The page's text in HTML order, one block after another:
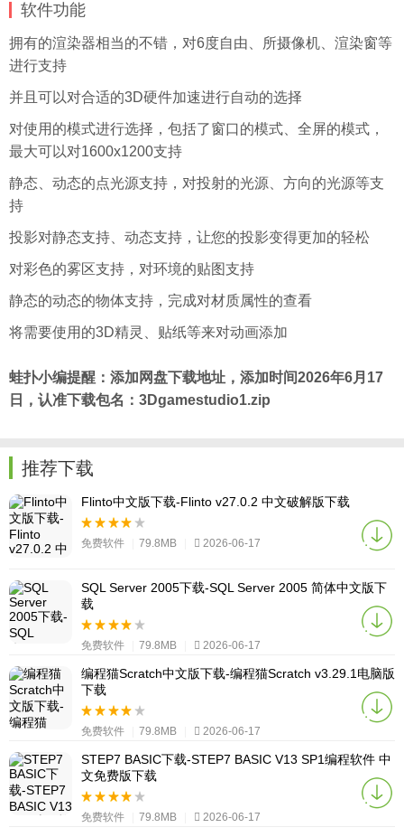
软件功能
拥有的渲染器相当的不错，对6度自由、所摄像机、渲染窗等
进行支持
并且可以对合适的3D硬件加速进行自动的选择
对使用的模式进行选择，包括了窗口的模式、全屏的模式，
最大可以对1600x1200支持
静态、动态的点光源支持，对投射的光源、方向的光源等支
持
投影对静态支持、动态支持，让您的投影变得更加的轻松
对彩色的雾区支持，对环境的贴图支持
静态的动态的物体支持，完成对材质属性的查看
将需要使用的3D精灵、贴纸等来对动画添加
蛙扑小编提醒：添加网盘下载地址，添加时间2026年6月17
日，认准下载包名：3Dgamestudio1.zip
推荐下载
Flinto中文版下载-Flinto v27.0.2 中文破解版下载
免费软件 79.8MB 2026-06-17
SQL Server 2005下载-SQL Server 2005 简体中文版下
载
免费软件 79.8MB 2026-06-17
编程猫Scratch中文版下载-编程猫Scratch v3.29.1电脑版
下载
免费软件 79.8MB 2026-06-17
STEP7 BASIC下载-STEP7 BASIC V13 SP1编程软件 中
文免费版下载
免费软件 79.8MB 2026-06-17